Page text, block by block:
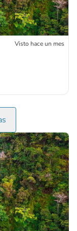
Visto hace un mes